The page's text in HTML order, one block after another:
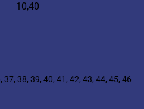
10,40
37, 38, 39, 40, 41, 42, 43, 44, 45, 46